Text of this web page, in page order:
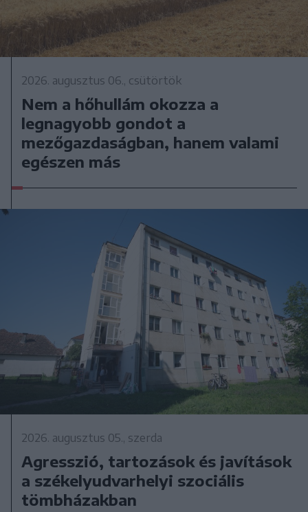
2026. augusztus 06., csütörtök
Nem a hőhullám okozza a
legnagyobb gondot a
mezőgazdaságban, hanem valami
egészen más
2026. augusztus 05., szerda
Agresszió, tartozások és javítások
a székelyudvarhelyi szociális
tömbházakban